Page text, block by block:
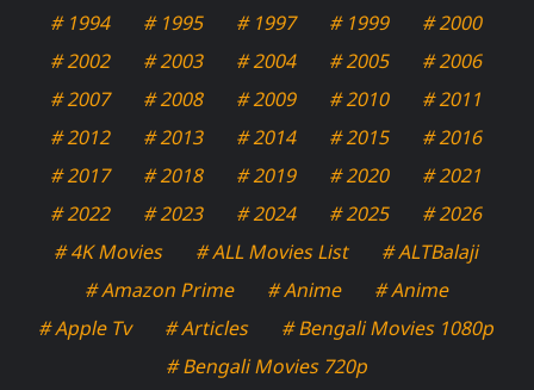
# 1994
# 1995 # 1997 # 1999
# 2000
# 2002
# 2003 # 2004 # 2005
# 2006
# 2007
# 2008 # 2009 # 2010
# 2011
# 2012
# 2013 # 2014 # 2015
# 2016
# 2017
# 2018 # 2019 # 2020
# 2021
# 2022
# 2023 # 2024 # 2025
# 2026
# 4K Movies
# ALL Movies List
# ALTBalaji
# Amazon Prime
# Anime
# Anime
# Apple Tv
# Articles
# Bengali Movies 1080p
# Bengali Movies 720p